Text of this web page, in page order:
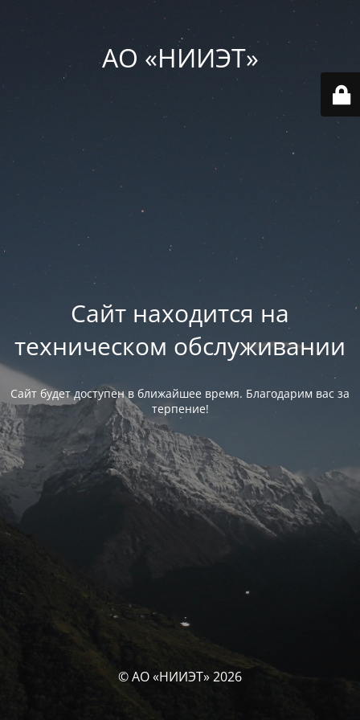
АО «НИИЭТ»
Сайт находится на
техническом обслуживании
Сайт будет доступен в ближайшее время. Благодарим вас за
терпение!
© АО «НИИЭТ» 2026